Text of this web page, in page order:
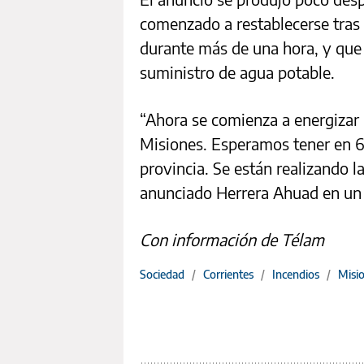
comenzado a restablecerse
durante más de una hora, y
suministro de agua potable.
“Ahora se comienza a
Misiones. Esperamos tener en
provincia. Se están realizando
anunciado Herrera Ahuad en
Con información de Télam
Sociedad / Corrientes / Incendios /